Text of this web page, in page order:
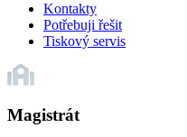
Kontakty
Potřebuji řešit
Tiskový servis
Magistrát